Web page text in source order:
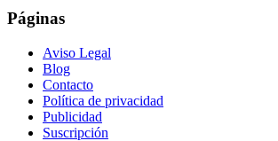
Páginas
Aviso Legal
Blog
Contacto
Política de privacidad
Publicidad
Suscripción